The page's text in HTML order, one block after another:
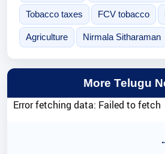
Tobacco taxes FCV tobacco
Agriculture Nirmala Sitharaman
More Telugu
Error fetching data: Failed to fetch